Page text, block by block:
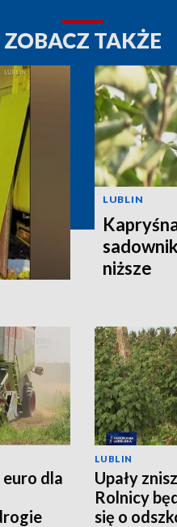
ZOBACZ TAKŻE
LUBLIN
niższe
dla
LUBLIN
Upały
Rolnicy
się o